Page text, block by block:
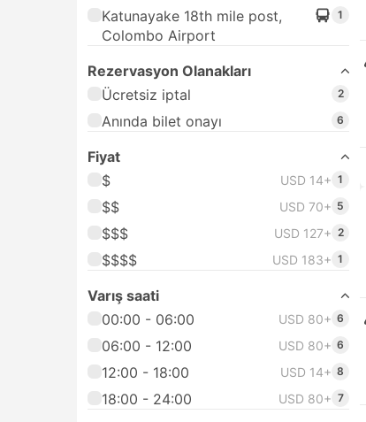
Katunayake 18th mile post,
Colombo Airport
1
Rezervasyon Olanakları
Ücretsiz iptal
2
Anında bilet onayı 6
Fiyat
$
USD 14+ 1
$$ USD 70+ 5
$$$ USD 127+ 2
$$$$ USD 183+ 1
Varış saati
00:00 - 06:00
USD 80+ 6
06:00 - 12:00 USD 80+ 6
12:00 - 18:00 USD 14+ 8
18:00 - 24:00 USD 80+ 7